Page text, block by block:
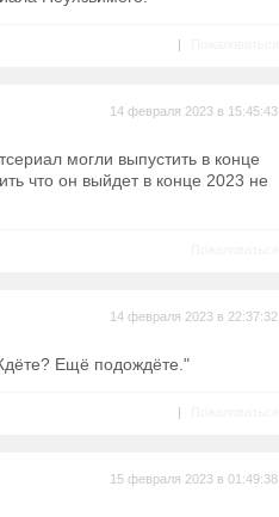
|
14 февраля 2023 в 15:45:43
могли выпустить в конце
что он выйдет в конце 2023 не
14 февраля 2023 в 22:37:32
Ещё подождёте."
|
15 февраля 2023 в 01:49:38